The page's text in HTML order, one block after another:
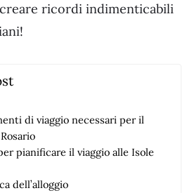
ricordi indimenticabili
di viaggio necessari per il
pianificare il viaggio alle Isole
dell’alloggio